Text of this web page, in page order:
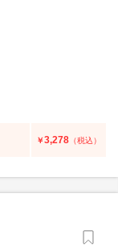
￥3,278 （税込）